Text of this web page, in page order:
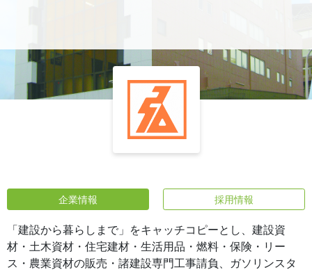
企業情報 採用情報
「建設から暮らしまで」をキャッチコピーとし、建設資
材・土木資材・住宅建材・生活用品・燃料・保険・リー
ス・農業資材の販売・諸建設専門工事請負、ガソリンスタ